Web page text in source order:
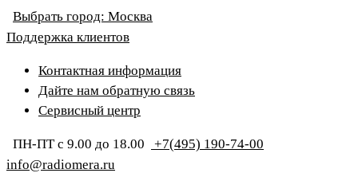
Выбрать город: Москва
Поддержка клиентов
Контактная информация
Дайте нам обратную связь
Сервисный центр
ПН-ПТ с 9.00 до 18.00
+7(495) 190-74-00
info@radiomera.ru